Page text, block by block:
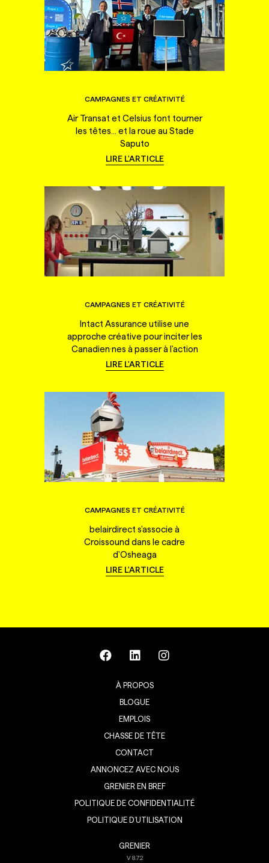
CAMPAGNES ET CRÉATIVITÉ
Air Transat et Celsius font tourner
les têtes... et la roue au Stade
Saputo
LIRE L'ARTICLE
CAMPAGNES ET CRÉATIVITÉ
Intact Assurance utilise une
approche créative pour inciter les
Canadien·nes à passer à l'action
LIRE L'ARTICLE
CAMPAGNES ET CRÉATIVITÉ
belairdirect s'associe à
Croissound dans le cadre
d'Osheaga
LIRE L'ARTICLE
À PROPOS
BLOGUE
EMPLOIS
CHASSE DE TÊTE
CONTACT
ANNONCEZ AVEC NOUS
GRENIER EN BREF
POLITIQUE DE CONFIDENTIALITÉ
POLITIQUE D’UTILISATION
GRENIER
V8.7.2